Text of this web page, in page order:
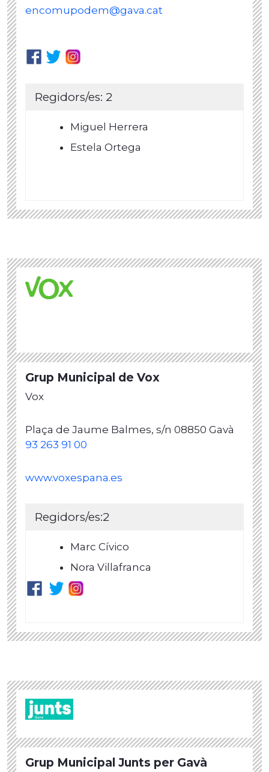
encomupodem@gava.cat
Regidors/es: 2
Miguel Herrera
Estela Ortega
Grup Municipal de Vox
Vox
Plaça de Jaume Balmes, s/n 08850 Gavà
93 263 91 00
www.voxespana.es
Regidors/es:2
Marc Cívico
Nora Villafranca
Grup Municipal Junts per Gavà